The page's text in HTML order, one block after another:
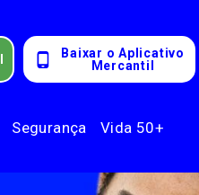
Baixar o Aplicativo
Mercantil
Segurança Vida 50+